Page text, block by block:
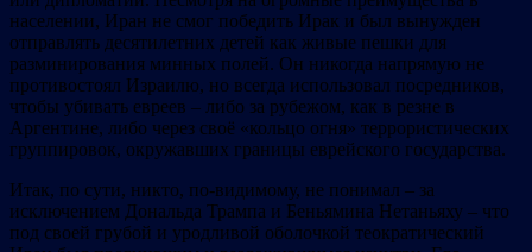
населении, Иран не смог победить Ирак и был вынужден
отправлять десятилетних детей как живые пешки для
разминирования минных полей. Он никогда напрямую не
противостоял Израилю, но всегда использовал посредников,
чтобы убивать евреев – либо за рубежом, как в резне в
Аргентине, либо через своё «кольцо огня» террористических
группировок, окружавших границы еврейского государства.
Итак, по сути, никто, по-видимому, не понимал – за
исключением Дональда Трампа и Беньямина Нетаньяху – что
под своей грубой и уродливой оболочкой теократический